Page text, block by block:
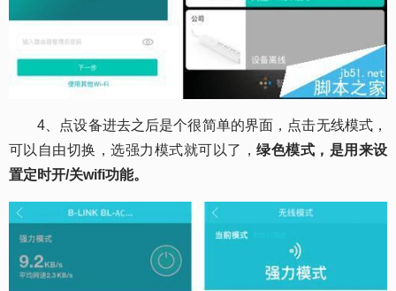
4、点设备进去之后是个很简单的界面，点击无线模式，
可以自由切换，选强力模式就可以了，绿色模式，是用来设
置定时开/关wifi功能。